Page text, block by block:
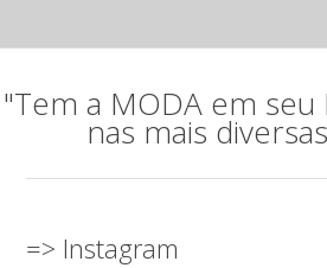
"Tem a MODA em seu
nas mais
=> Instagram